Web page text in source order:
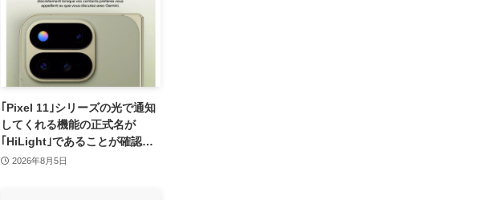
｢Pixel 11｣シリーズの光で通知
してくれる機能の正式名が
｢HiLight｣であることが確認さ
れる2026年8月5日